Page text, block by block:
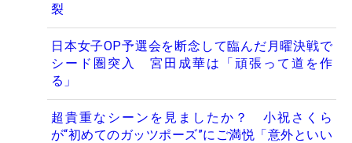
裂
日本女子OP予選会を断念して臨んだ月曜決戦で
シード圏突入 宮田成華は「頑張って道を作
る」
超貴重なシーンを見ましたか？ 小祝さくら
が“初めてのガッツポーズ”にご満悦「意外といい